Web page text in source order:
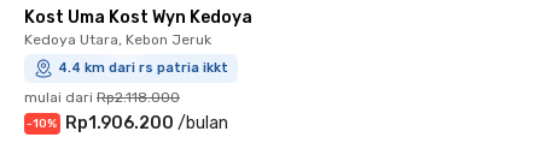
Kost Uma Kost Wyn Kedoya
Kedoya Utara, Kebon Jeruk
4.4 km dari rs patria ikkt
mulai dari Rp2.118.000
-10% Rp1.906.200 /bulan